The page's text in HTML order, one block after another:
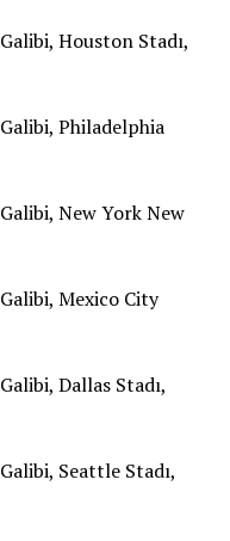
Houston Stadı,
Philadelphia
New York New
Mexico City
Dallas Stadı,
Seattle Stadı,